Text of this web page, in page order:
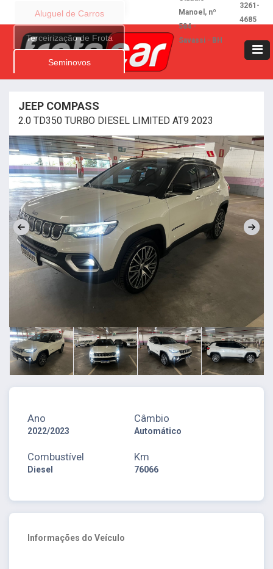
Aluguel de Carros
Terceirização de Frota
Seminovos
Manoel, nº
584 -
Savassi - BH
3261-
4685
JEEP COMPASS
2.0 TD350 TURBO DIESEL LIMITED AT9 2023
Ano
2022/2023
Câmbio
Automático
Combustível
Diesel
Km
76066
Informações do Veículo